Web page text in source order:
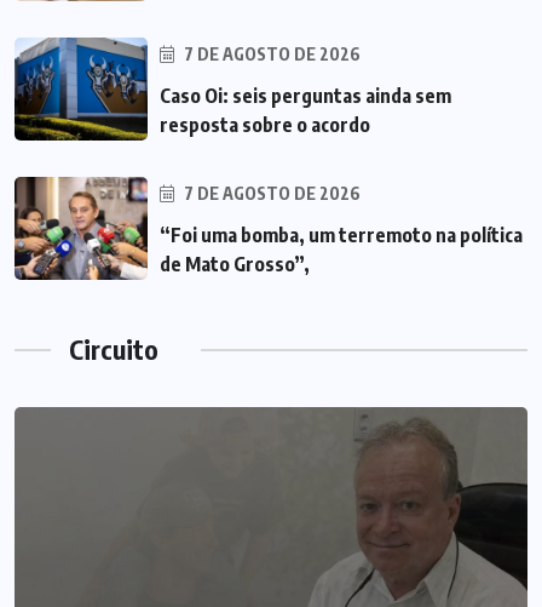
7 DE AGOSTO DE 2026
Caso Oi: seis perguntas ainda sem
resposta sobre o acordo
7 DE AGOSTO DE 2026
“Foi uma bomba, um terremoto na política
de Mato Grosso”,
Circuito